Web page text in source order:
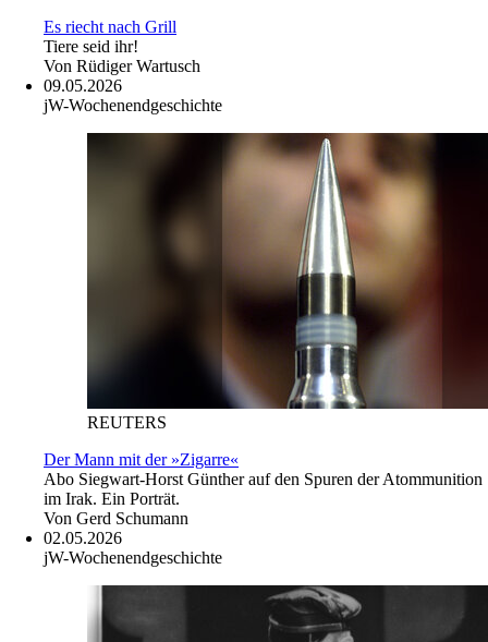
Es riecht nach Grill
Tiere seid ihr!
Von Rüdiger Wartusch
09.05.2026
jW-Wochenendgeschichte
REUTERS
Der Mann mit der »Zigarre«
Abo Siegwart-Horst Günther auf den Spuren der Atommunition
im Irak. Ein Porträt.
Von Gerd Schumann
02.05.2026
jW-Wochenendgeschichte